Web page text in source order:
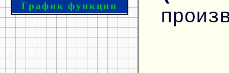
График функции